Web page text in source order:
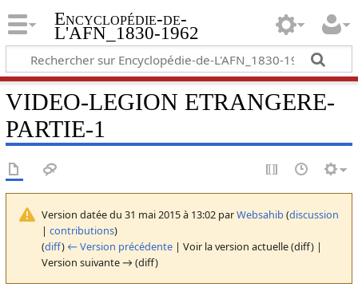
Encyclopédie-de-
L'AFN_1830-1962
VIDEO-LEGION ETRANGERE-
PARTIE-1
Version datée du 31 mai 2015 à 13:02 parWebsahib (discussion
| contributions)
(diff) ← Version précédente| Voir la version actuelle (diff) |
Version suivante → (diff)